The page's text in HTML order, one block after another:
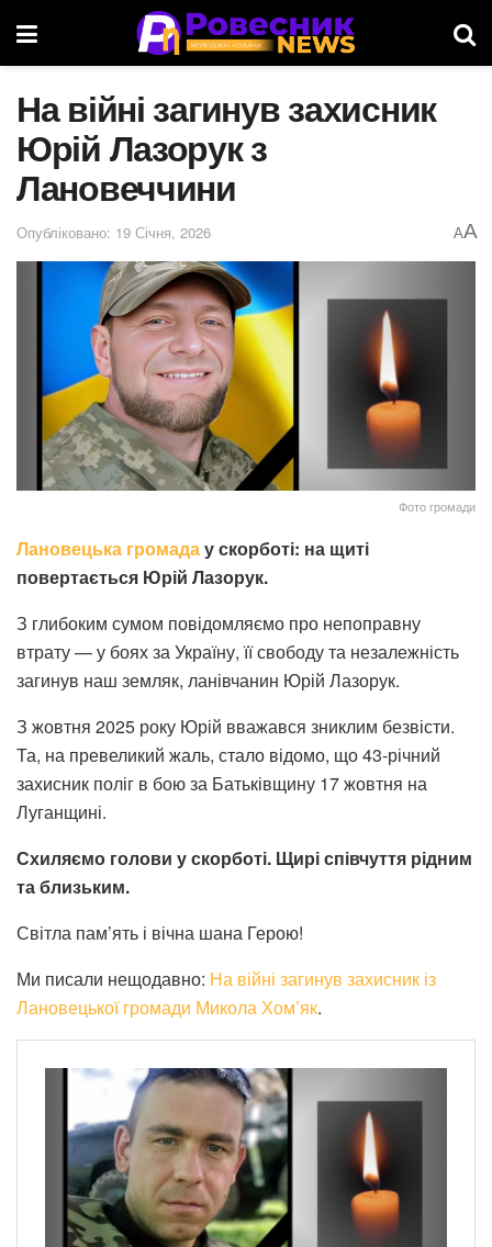
На війні загинув захисник
Юрій Лазорук з
Лановеччини
Опубліковано: 19 Січня, 2026 AA
Фото громади
Лановецька громадау скорботі: на щиті
повертається Юрій Лазорук.
З глибоким сумом повідомляємо про непоправну
втрату — у боях за Україну, її свободу та незалежність
загинув наш земляк, ланівчанин Юрій Лазорук.
З жовтня 2025 року Юрій вважався зниклим безвісти.
Та, на превеликий жаль, стало відомо, що 43-річний
захисник поліг в бою за Батьківщину 17 жовтня на
Луганщині.
Схиляємо голови у скорботі. Щирі співчуття рідним
та близьким.
Світла пам’ять і вічна шана Герою!
Ми писали нещодавно: На війні загинув захисник із
Лановецької громади Микола Хом’як.